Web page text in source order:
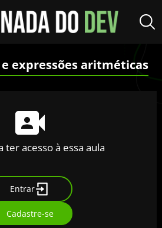
expressões aritméticas
ter acesso à essa aula
Entrar
Cadastre-se